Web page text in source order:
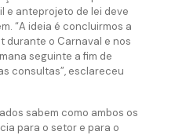
e anteprojeto de lei deve
“A ideia é concluirmos a
durante o Carnaval e nos
seguinte a fim de
consultas”, esclareceu
sabem como ambos os
para o setor e para o